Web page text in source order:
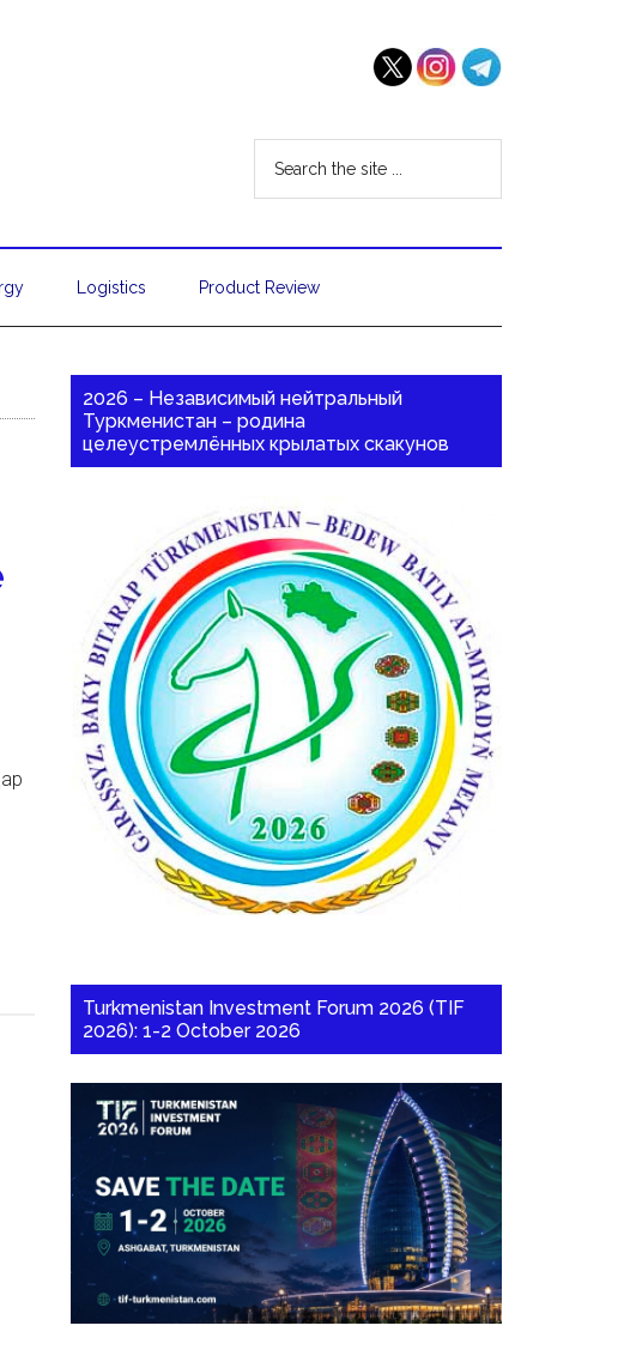
Logistics Product Review
2026 – Независимый нейтральный
Туркменистан – родина
целеустремлённых крылатых скакунов
Turkmenistan Investment Forum 2026 (TIF
2026): 1-2 October 2026